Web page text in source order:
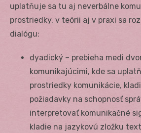
uplatňuje sa tu aj neverbálne
prostriedky, v teórii aj v praxi sa
dialógu:
dyadický – prebieha medi
komunikajúcimi, kde sa
prostriedky komunikácie,
požiadavky na schopnosť
interpretovať komunikačné
kladie na jazykovú zložku